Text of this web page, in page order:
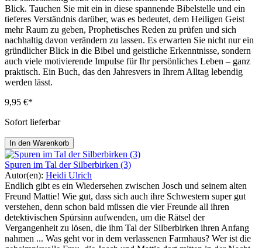
Blick. Tauchen Sie mit ein in diese spannende Bibelstelle und ein
tieferes Verständnis darüber, was es bedeutet, dem Heiligen Geist
mehr Raum zu geben, Prophetisches Reden zu prüfen und sich
nachhaltig davon verändern zu lassen. Es erwarten Sie nicht nur ein
gründlicher Blick in die Bibel und geistliche Erkenntnisse, sondern
auch viele motivierende Impulse für Ihr persönliches Leben – ganz
praktisch. Ein Buch, das den Jahresvers in Ihrem Alltag lebendig
werden lässt.
9,95 €*
Sofort lieferbar
In den Warenkorb
Spuren im Tal der Silberbirken (3)
Autor(en): Heidi Ulrich
Endlich gibt es ein Wiedersehen zwischen Josch und seinem alten
Freund Mattie! Wie gut, dass sich auch ihre Schwestern super gut
verstehen, denn schon bald müssen die vier Freunde all ihren
detektivischen Spürsinn aufwenden, um die Rätsel der
Vergangenheit zu lösen, die ihm Tal der Silberbirken ihren Anfang
nahmen ... Was geht vor in dem verlassenen Farmhaus? Wer ist die